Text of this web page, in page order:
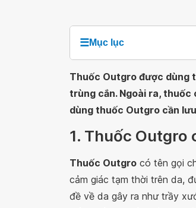
☰Mục lục
Thuốc Outgro được dùng
trùng cắn. Ngoài ra, thuốc
dùng thuốc Outgro cần
1. Thuốc Outgro
Thuốc Outgro có tên gọi
cảm giác tạm thời trên da,
đề về da gây ra như trầy